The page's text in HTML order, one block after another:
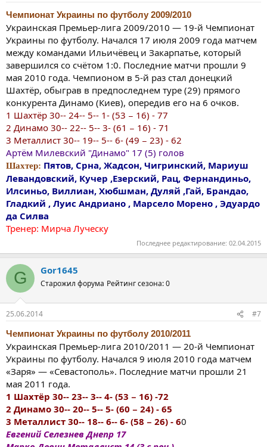
Чемпионат Украины по футболу 2009/2010
Украинская Премьер-лига 2009/2010 — 19-й Чемпионат
Украины по футболу. Начался 17 июля 2009 года матчем
между командами Ильичёвец и Закарпатье, который
завершился со счётом 1:0. Последние матчи прошли 9
мая 2010 года. Чемпионом в 5-й раз стал донецкий
Шахтёр, обыграв в предпоследнем туре (29) прямого
конкурента Динамо (Киев), опередив его на 6 очков.
1 Шахтёр 30-- 24-- 5-- 1- (53 − 16) - 77
2 Динамо 30-- 22-- 5-- 3- (61 − 16) - 71
3 Металлист 30-- 19-- 5-- 6- (49 − 23) - 62
Артём Милевский "Динамо" 17 (5) голов
Шахтер: Пятов, Срна, Жадсон, Чигринский, Мариуш
Левандовский, Кучер ,Езерский, Рац, Фернандиньо,
Илсиньо, Виллиан, Хюбшман, Дуляй ,Гай, Брандао,
Гладкий , Луис Андриано , Марсело Морено , Эдуардо
да Силва
Тренер: Мирча Луческу
Последнее редактирование: 02.04.2015
G Gor1645
Старожил форума Рейтинг сезона: 0
25.06.2014
#7
Чемпионат Украины по футболу 2010/2011
Украинская Премьер-лига 2010/2011 — 20-й Чемпионат
Украины по футболу. Начался 9 июля 2010 года матчем
«Заря» — «Севастополь». Последние матчи прошли 21
мая 2011 года.
1 Шахтёр 30-- 23-- 3-- 4- (53 − 16) -72
2 Динамо 30-- 20-- 5-- 5- (60 − 24) - 65
3 Металлист 30-- 18-- 6-- 6- (58 − 26) - 60
Евгений Селезнев Днепр 17